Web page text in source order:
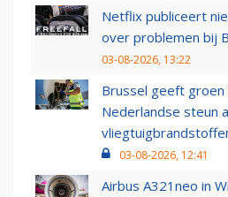
Netflix publiceert
over problemen bij
03-08-2026, 13:22
Brussel geeft groen
Nederlandse steun
03-08-2026, 12:41
Airbus A321neo in